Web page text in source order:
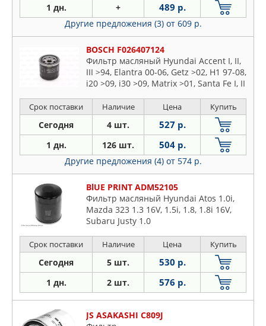
1 дн. + 489 р.
Другие предложения (3) от 609 р.
BOSCH F026407124
Фильтр масляный Hyundai Accent I, II,
III >94, Elantra 00-06, Getz >02, H1 97-08,
i20 >09, i30 >09, Matrix >01, Santa Fe I, II
Terracan >01 (P7124)
Срок поставки Наличие Цена Купить
Сегодня 4 шт. 527 р.
1 дн. 126 шт. 504 р.
Другие предложения (4) от 574 р.
BlUE PRINT ADM52105
Фильтр масляный Hyundai Atos 1.0i,
Mazda 323 1.3 16V, 1.5i, 1.8, 1.8i 16V,
Subaru Justy 1.0
Срок поставки Наличие Цена Купить
Сегодня 5 шт. 530 р.
1 дн. 2 шт. 576 р.
JS ASAKASHI C809J